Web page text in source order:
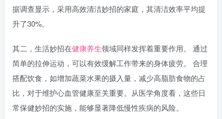
据调查显示，采用高效清洁妙招的家庭，其清洁效率平均提
升了30%。
其二，生活妙招在健康养生领域同样发挥着重要作用。 通过
简单的拉伸运动，可以有效缓解工作带来的身体疲劳。 合理
搭配饮食，如增加蔬菜水果的摄入量，减少高脂肪食物的占
比，对于维护心血管健康至关重要。从医学角度看，这些日
常保健妙招的实施，能够显著降低慢性疾病的风险。